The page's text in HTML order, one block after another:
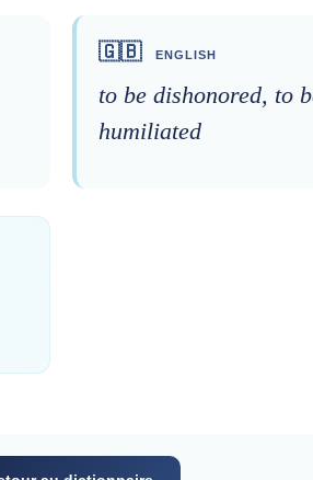
🇬🇧 ENGLISH
to be dishonored, to
humiliated